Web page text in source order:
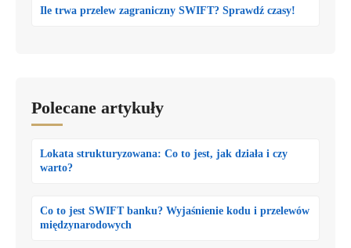
Ile trwa przelew zagraniczny SWIFT? Sprawdź czasy!
Polecane artykuły
Lokata strukturyzowana: Co to jest, jak działa i czy
warto?
Co to jest SWIFT banku? Wyjaśnienie kodu i przelewów
międzynarodowych